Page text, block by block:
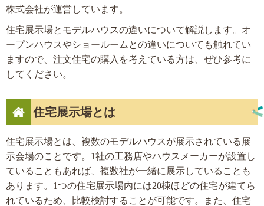
株式会社が運営しています。
住宅展示場とモデルハウスの違いについて解説します。オ
ープンハウスやショールームとの違いについても触れてい
ますので、注文住宅の購入を考えている方は、ぜひ参考に
してください。
住宅展示場とは
住宅展示場とは、複数のモデルハウスが展示されている展
示会場のことです。1社の工務店やハウスメーカーが設置し
ていることもあれば、複数社が一緒に展示していることも
あります。1つの住宅展示場内には20棟ほどの住宅が建てら
れているため、比較検討することが可能です。また、住宅